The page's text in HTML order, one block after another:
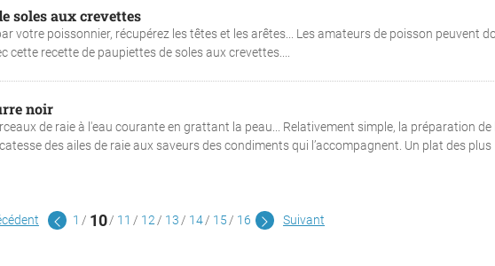
soles aux crevettes
votre poissonnier, récupérez les têtes et les arêtes... Les amateurs de poisson peuvent
cette recette de paupiettes de soles aux crevettes....
noir
de raie à l'eau courante en grattant la peau... Relativement simple, la préparation de
des ailes de raie aux saveurs des condiments qui l’accompagnent. Un plat des plus
1 10 11 12 13 14 15 16 Suivant